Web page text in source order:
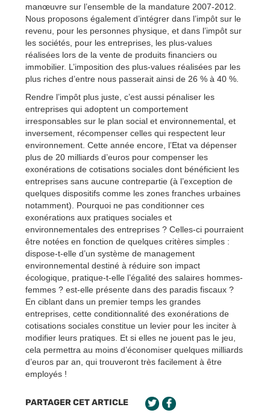
manœuvre sur l’ensemble de la mandature 2007-2012.
Nous proposons également d’intégrer dans l’impôt sur le
revenu, pour les personnes physique, et dans l’impôt sur
les sociétés, pour les entreprises, les plus-values
réalisées lors de la vente de produits financiers ou
immobilier. L’imposition des plus-values réalisées par les
plus riches d’entre nous passerait ainsi de 26 % à 40 %.
Rendre l’impôt plus juste, c’est aussi pénaliser les
entreprises qui adoptent un comportement
irresponsables sur le plan social et environnemental, et
inversement, récompenser celles qui respectent leur
environnement. Cette année encore, l’Etat va dépenser
plus de 20 milliards d’euros pour compenser les
exonérations de cotisations sociales dont bénéficient les
entreprises sans aucune contrepartie (à l’exception de
quelques dispositifs comme les zones franches urbaines
notamment). Pourquoi ne pas conditionner ces
exonérations aux pratiques sociales et
environnementales des entreprises ? Celles-ci pourraient
être notées en fonction de quelques critères simples :
dispose-t-elle d’un système de management
environnemental destiné à réduire son impact
écologique, pratique-t-elle l’égalité des salaires hommes-
femmes ? est-elle présente dans des paradis fiscaux ?
En ciblant dans un premier temps les grandes
entreprises, cette conditionnalité des exonérations de
cotisations sociales constitue un levier pour les inciter à
modifier leurs pratiques. Et si elles ne jouent pas le jeu,
cela permettra au moins d’économiser quelques milliards
d’euros par an, qui trouveront très facilement à être
employés !
PARTAGER CET ARTICLE